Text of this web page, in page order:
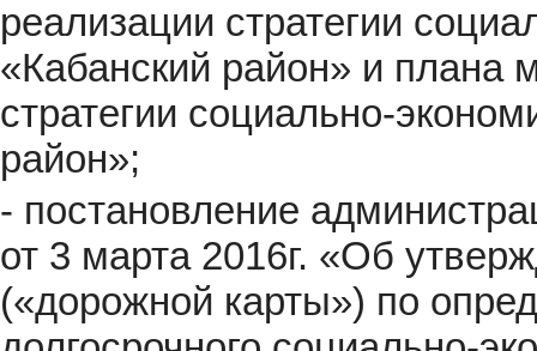
реализации стратегии
«Кабанский район» и плана
стратегии социально-
район»;
- постановление
от 3 марта 2016г. «Об
(«дорожной карты») по